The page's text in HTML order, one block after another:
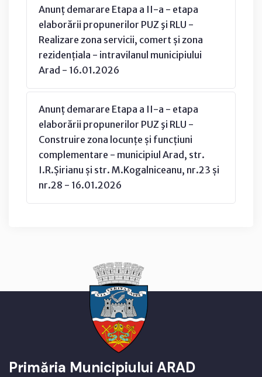
Anunț demarare Etapa a II-a - etapa
elaborării propunerilor PUZ şi RLU -
Realizare zona servicii, comert și zona
rezidențiala - intravilanul municipiului
Arad - 16.01.2026
Anunț demarare Etapa a II-a - etapa
elaborării propunerilor PUZ şi RLU -
Construire zona locunțe și funcțiuni
complementare - municipiul Arad, str.
I.R.Șirianu și str. M.Kogalniceanu, nr.23 și
nr.28 - 16.01.2026
Primăria Municipiului ARAD